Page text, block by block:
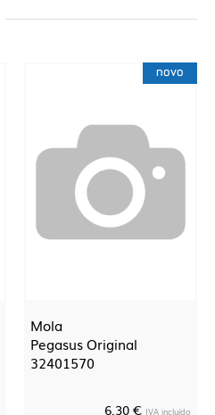
novo
Mola
Pegasus Original
32401570
6.30 € IVA incluído